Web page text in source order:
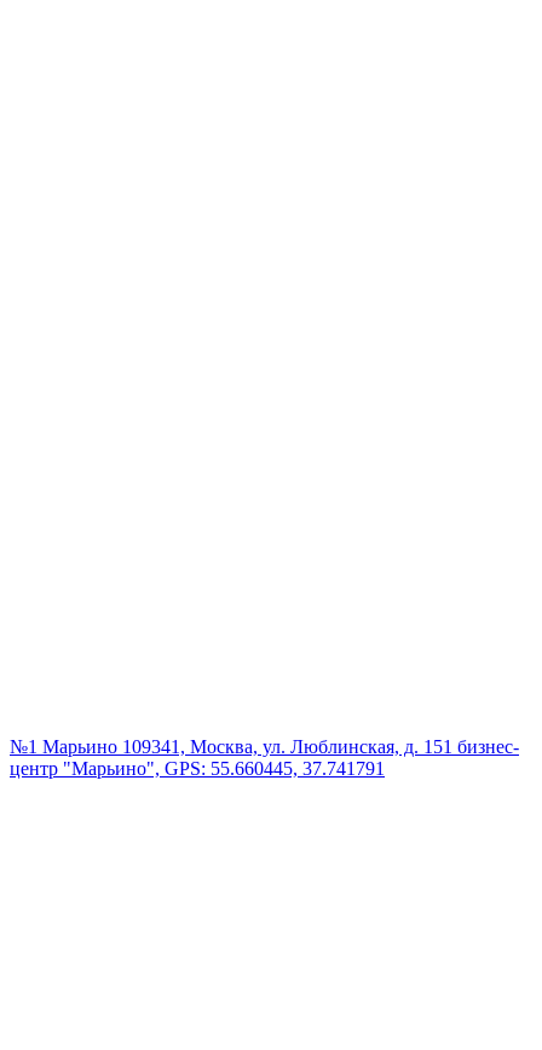
№1 Марьино 109341, Москва, ул. Люблинская, д. 151 бизнес-
центр "Марьино", GPS: 55.660445, 37.741791